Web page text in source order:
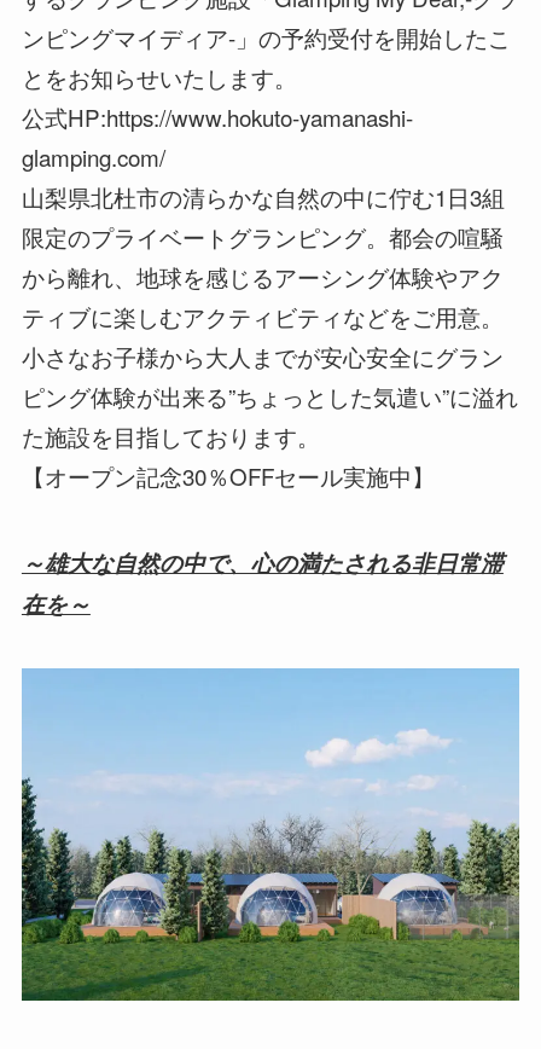
ンピングマイディア-」の予約受付を開始したこ
とをお知らせいたします。
公式HP:https://www.hokuto-yamanashi-
glamping.com/
山梨県北杜市の清らかな自然の中に佇む1日3組
限定のプライベートグランピング。都会の喧騒
から離れ、地球を感じるアーシング体験やアク
ティブに楽しむアクティビティなどをご用意。
小さなお子様から大人までが安心安全にグラン
ピング体験が出来る”ちょっとした気遣い”に溢れ
た施設を目指しております。
【オープン記念30％OFFセール実施中】
～雄大な自然の中で、心の満たされる非日常滞
在を～